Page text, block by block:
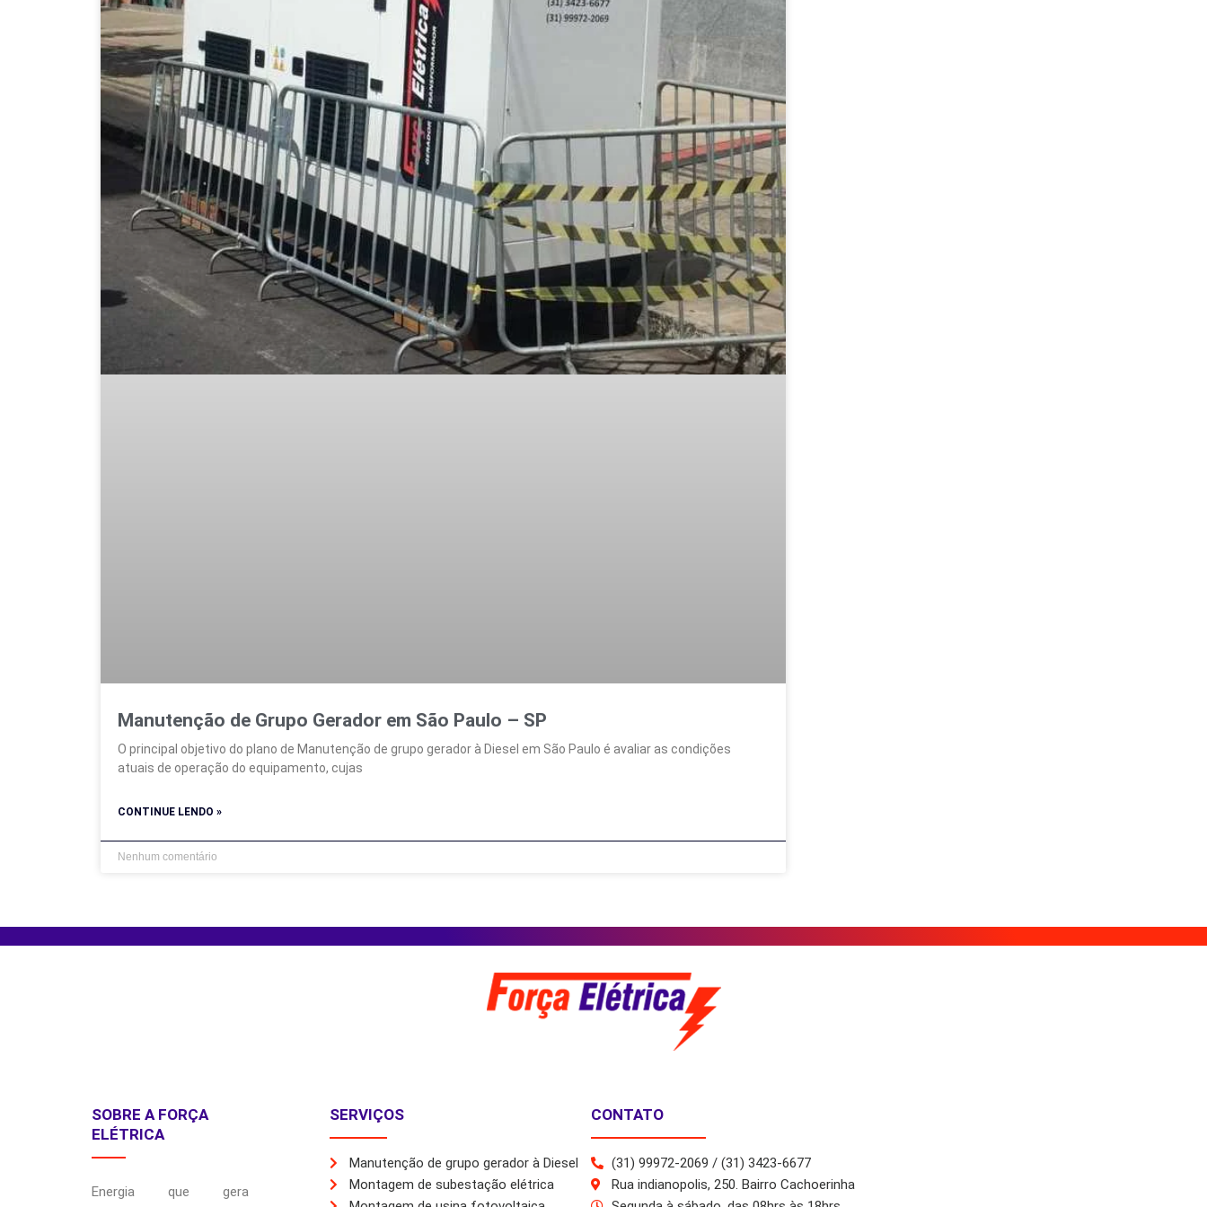
Manutenção de Grupo Gerador em São Paulo – SP
O principal objetivo do plano de Manutenção de grupo gerador à Diesel em São Paulo é avaliar as condições
atuais de operação do equipamento, cujas
CONTINUE LENDO »
Nenhum comentário
SOBRE A FORÇA
ELÉTRICA
Energia que gera
SERVIÇOS
Manutenção de grupo gerador à Diesel
Montagem de subestação elétrica
CONTATO
(31) 99972-2069 / (31) 3423-6677
Rua indianopolis, 250. Bairro Cachoerinha